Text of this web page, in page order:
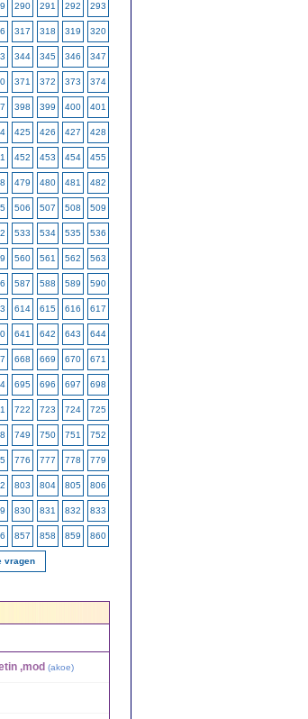
290 291 292 293
317 318 319 320
344 345 346 347
371 372 373 374
398 399 400 401
425 426 427 428
452 453 454 455
479 480 481 482
506 507 508 509
533 534 535 536
560 561 562 563
587 588 589 590
614 615 616 617
641 642 643 644
668 669 670 671
695 696 697 698
722 723 724 725
749 750 751 752
776 777 778 779
803 804 805 806
830 831 832 833
857 858 859 860
vragen
,mod (akoe)